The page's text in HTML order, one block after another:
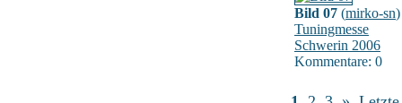
Bild 07 (mirko-sn)
Tuningmesse
Schwerin 2006
Kommentare: 0